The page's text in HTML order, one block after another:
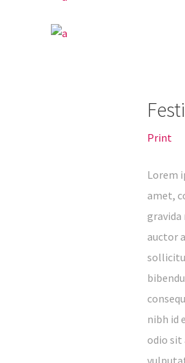
Print
Lorem
amet,
auctor
nibh id
odio sit
Vue Sur l’Art Roman
Gîte de vacances à Rosheim
Strasbourg. Situé sur la
Route des Vins d’Alsace,
l’histoire et la gastronomie